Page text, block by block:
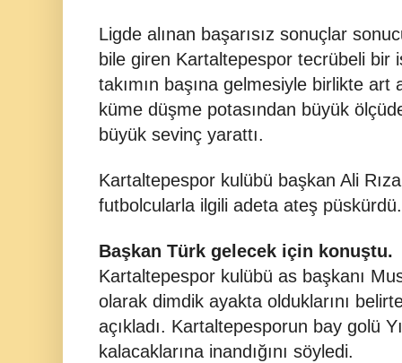
Ligde alınan başarısız sonuçlar
bile giren Kartaltepespor tecrübeli bir
takımın başına gelmesiyle birlikte art
küme düşme potasından büyük
büyük sevinç yarattı.
Kartaltepespor kulübü başkan Ali
futbolcularla ilgili adeta ateş püskürdü.
Başkan Türk gelecek için konuştu.
Kartaltepespor kulübü as başkanı
olarak dimdik ayakta olduklarını
açıkladı. Kartaltepesporun bay golü
kalacaklarına inandığını söyledi.